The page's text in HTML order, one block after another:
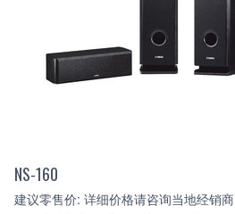
NS-160
建议零售价: 详细价格请咨询当地经销商